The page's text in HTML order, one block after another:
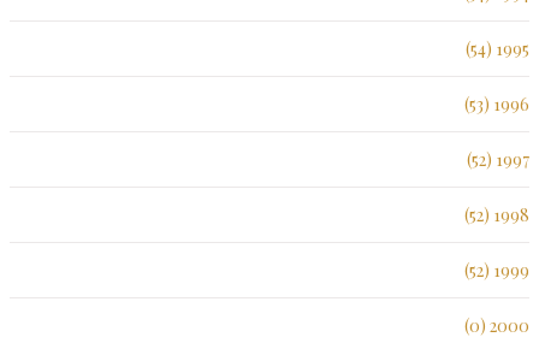
1995 (54)
1996 (53)
1997 (52)
1998 (52)
1999 (52)
2000 (0)